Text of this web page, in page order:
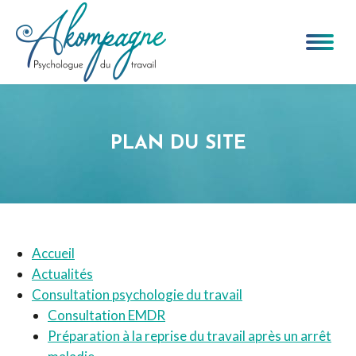
Recherche
PLAN DU SITE
Accueil
Actualités
Consultation psychologie du travail
Consultation EMDR
Préparation à la reprise du travail après un arrêt